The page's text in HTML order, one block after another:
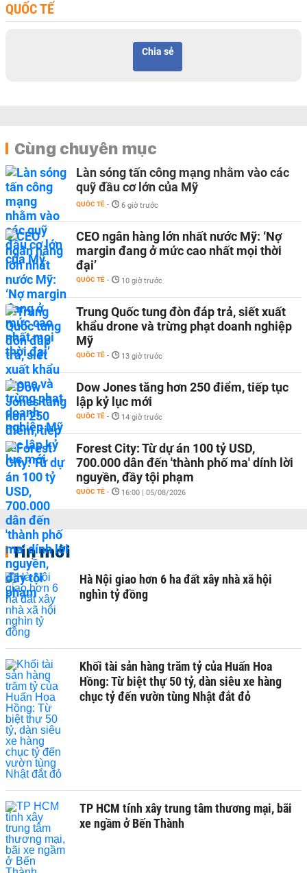
QUỐC TẾ
Chia sẻ
Cùng chuyên mục
Làn sóng tấn công mạng nhằm vào các
quỹ đầu cơ lớn của Mỹ
QUỐC TẾ - 6 giờ trước
CEO ngân hàng lớn nhất nước Mỹ: ‘Nợ
margin đang ở mức cao nhất mọi thời
đại’
QUỐC TẾ - 10 giờ trước
Trung Quốc tung đòn đáp trả, siết xuất
khẩu drone và trừng phạt doanh nghiệp
Mỹ
QUỐC TẾ - 13 giờ trước
Dow Jones tăng hơn 250 điểm, tiếp tục
lập kỷ lục mới
QUỐC TẾ - 14 giờ trước
Forest City: Từ dự án 100 tỷ USD,
700.000 dân đến 'thành phố ma' dính lời
nguyền, đầy tội phạm
QUỐC TẾ - 16:00 | 05/08/2026
Tin mới
Hà Nội giao hơn 6 ha đất xây nhà xã hội
nghìn tỷ đồng
Khối tài sản hàng trăm tỷ của Huấn Hoa
Hồng: Từ biệt thự 50 tỷ, dàn siêu xe hàng
chục tỷ đến vườn tùng Nhật đắt đỏ
TP HCM tính xây trung tâm thương mại, bãi
xe ngầm ở Bến Thành